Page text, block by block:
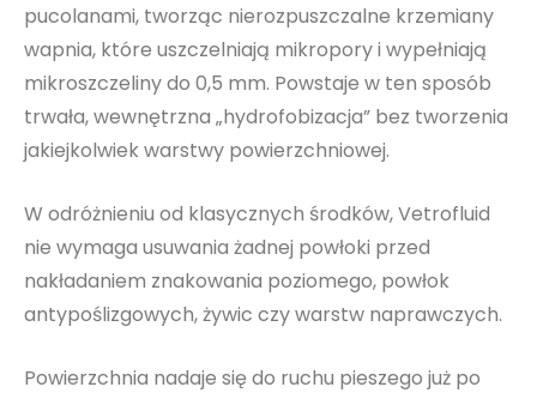
pucolanami, tworząc nierozpuszczalne krzemiany
wapnia, które uszczelniają mikropory i wypełniają
mikroszczeliny do 0,5 mm. Powstaje w ten sposób
trwała, wewnętrzna „hydrofobizacja” bez tworzenia
jakiejkolwiek warstwy powierzchniowej.
W odróżnieniu od klasycznych środków, Vetrofluid
nie wymaga usuwania żadnej powłoki przed
nakładaniem znakowania poziomego, powłok
antypoślizgowych, żywic czy warstw naprawczych.
Powierzchnia nadaje się do ruchu pieszego już po